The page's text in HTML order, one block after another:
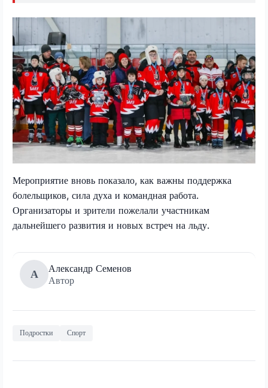
Мероприятие вновь показало, как важны поддержка
болельщиков, сила духа и командная работа.
Организаторы и зрители пожелали участникам
дальнейшего развития и новых встреч на льду.
А
Александр Семенов
Автор
Подростки Спорт